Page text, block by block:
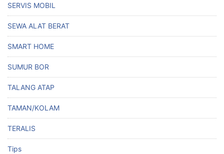
SERVIS MOBIL
SEWA ALAT BERAT
SMART HOME
SUMUR BOR
TALANG ATAP
TAMAN/KOLAM
TERALIS
Tips